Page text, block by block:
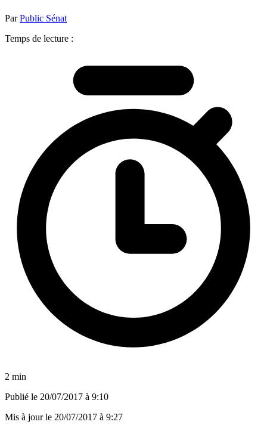
ParPublic Sénat
Temps de lecture :
2 min
Publié le 20/07/2017 à 9:10
Mis à jour le 20/07/2017 à 9:27